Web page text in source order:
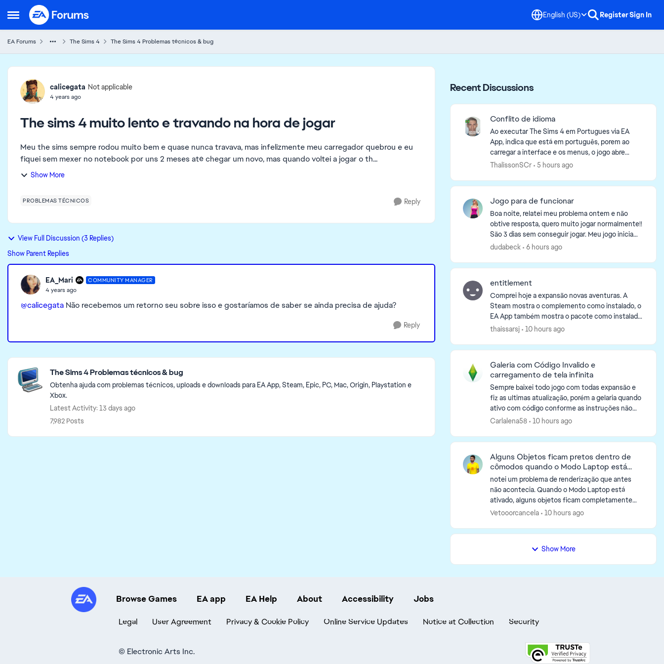
Open Side Menu
Skip to content English (US) RegisterSign In
EA Forums The Sims 4 The Sims 4 Problemas técnicos & bug
Forum Discussion
calicegata Not applicable
4 years ago
The sims 4 muito lento e travando na hora de jogar
Meu the sims sempre rodou muito bem e quase nunca travava, mas infelizmente meu carregador quebrou e eu
fiquei sem mexer no notebook por uns 2 meses até chegar um novo, mas quando voltei a jogar o th...
Show More
PROBLEMAS TÉCNICOS Reply
View Full Discussion (3 Replies)
Show Parent Replies
EA_Mari COMMUNITY MANAGER
4 years ago
@calicegata Não recebemos um retorno seu sobre isso e gostaríamos de saber se ainda precisa de ajuda?
Reply
Featured Places
The Sims 4 Problemas técnicos & bug
Obtenha ajuda com problemas técnicos, uploads e downloads para EA App, Steam, Epic, PC, Mac, Origin, Playstation e
Xbox.
Latest Activity: 13 days ago
7,982 Posts
Recent Discussions
Conflito de idioma
Ao executar The Sims 4 em Portugues via EA
App, indica que está em português, porem ao
carregar a interface e os menus, o jogo abre
forçadamente em Inglês. Ao verificar nas pasta
ThalissonSCr 5 hours ago
Jogo para de funcionar
Boa noite, relatei meu problema ontem e não
obtive resposta, quero muito jogar normalmente!!
São 3 dias sem conseguir jogar. Meu jogo inicia
mas trava em uns 10min e quando trava não
dudabeck 6 hours ago
entitlement
Comprei hoje a expansão novas aventuras. A
Steam mostra o complemento como instalado, o
EA App também mostra o pacote como instalado,
mas dentro do jogo aparece a mensagem de que
thaissarsj 10 hours ago
Galeria com Código Invalido e
carregamento de tela infinita
Sempre baixei todo jogo com todas expansão e
fiz as ultimas atualização, porém a gelaria quando
ativo com código conforme as instruções não
funciona mais, dá erro no código, dizendo que
Carlalena58 10 hours ago
Alguns Objetos ficam pretos dentro de
cômodos quando o Modo Laptop está
ativado
notei um problema de renderização que antes
não acontecia. Quando o Modo Laptop está
ativado, alguns objetos ficam completamente
pretos enquanto estão dentro de um cômodo
Vetooorcancela 10 hours ago
Show More
Browse Games EA app EA Help About Accessibility Jobs
Legal User Agreement Privacy & Cookie Policy Online Service Updates Notice at Collection Security
© Electronic Arts Inc.